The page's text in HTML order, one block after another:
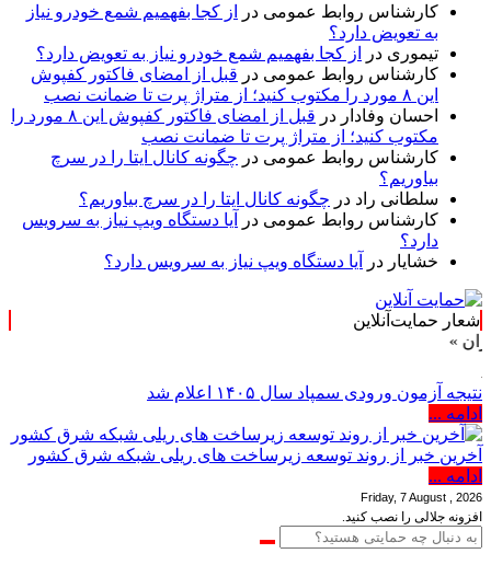
کارشناس روابط عمومی در
از کجا بفهمیم شمع خودرو نیاز
به تعویض دارد؟
تیموری در
از کجا بفهمیم شمع خودرو نیاز به تعویض دارد؟
کارشناس روابط عمومی در قبل از امضای فاکتور کفپوش
این ۸ مورد را مکتوب کنید؛ از متراژ پرت تا ضمانت نصب
احسان وفادار در
قبل از امضای فاکتور کفپوش این ۸ مورد را
مکتوب کنید؛ از متراژ پرت تا ضمانت نصب
کارشناس روابط عمومی در چگونه کانال ایتا را در سرچ
بیاوریم؟
سلطانی راد در چگونه کانال ایتا را در سرچ بیاوریم؟
کارشناس روابط عمومی در
آیا دستگاه ویپ نیاز به سرویس
دارد؟
خشایار در آیا دستگاه ویپ نیاز به سرویس دارد؟
شعار حمایت‌آنلاین
نتیجه آزمون ورودی سمپاد سال ۱۴۰۵ اعلام شد
ادامه ...
آخرین خبر از روند توسعه زیرساخت های ریلی شبکه شرق کشور
ادامه ...
Friday, 7 August , 2026
افزونه جلالی را نصب کنید.